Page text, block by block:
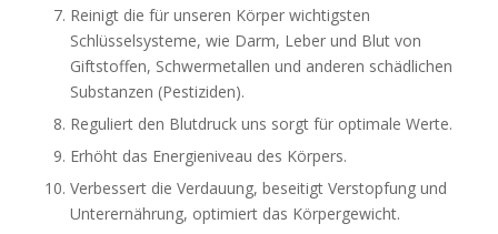
Reinigt die für unseren Körper wichtigsten
Schlüsselsysteme, wie Darm, Leber und Blut von
Giftstoffen, Schwermetallen und anderen schädlichen
Substanzen (Pestiziden).
Reguliert den Blutdruck uns sorgt für optimale Werte.
Erhöht das Energieniveau des Körpers.
Verbessert die Verdauung, beseitigt Verstopfung und
Unterernährung, optimiert das Körpergewicht.